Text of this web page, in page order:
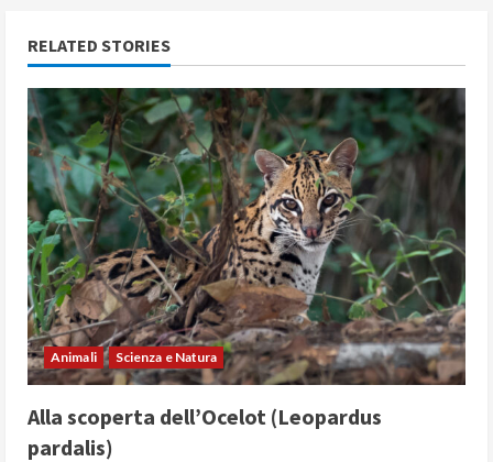
u
e
R
e
a
d
i
n
g
RELATED STORIES
Animali Scienza e Natura
Alla scoperta dell’Ocelot (Leopardus
pardalis)